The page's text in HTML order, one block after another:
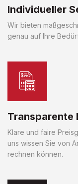
Individueller
Wir bieten
genau auf Ihre
Transparente
Klare und faire
uns wissen Sie von
rechnen können.